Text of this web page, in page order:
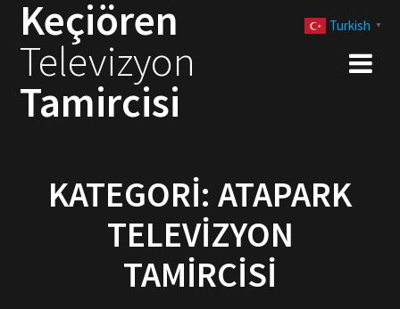
Keçiören
Televizyon
Tamircisi
KATEGORI: ATAPARK
TELEVIZYON
TAMIRCISI
Turkish ▼